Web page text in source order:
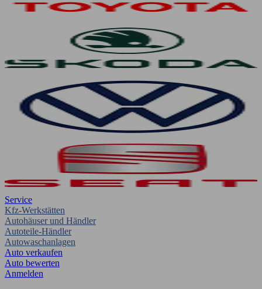
Service
Kfz-Werkstätten
Autohäuser und Händler
Autoteile-Händler
Autowaschanlagen
Auto verkaufen
Auto bewerten
Anmelden